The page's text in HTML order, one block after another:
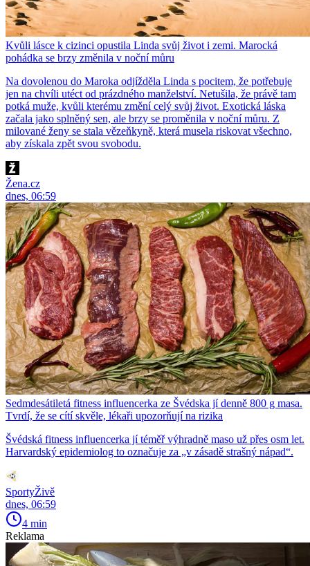
Kvůli lásce k cizinci opustila Linda svůj život i zemi. Marocká
pohádka se brzy změnila v noční můru
Na dovolenou do Maroka odjížděla Linda s pocitem, že potřebuje
jen na chvíli utéct od prázdného manželství. Netušila, že právě tam
potká muže, kvůli kterému změní celý svůj život. Exotická láska
začala jako splněný sen, ale brzy se proměnila v noční můru. Z
milované ženy se stala vězeňkyně, která musela riskovat všechno,
aby získala zpět svou svobodu.
Žena.cz
dnes, 06:59
Sedmdesátiletá fitness influencerka ze Švédska jí denně 800 g masa.
Tvrdí, že se cítí skvěle, lékaři upozorňují na rizika
Švédská fitness influencerka jí téměř výhradně maso už přes osm let.
Harvardský epidemiolog to označuje za „v zásadě strašný nápad“.
SportyŽivě
dnes, 06:59
4 min
Reklama